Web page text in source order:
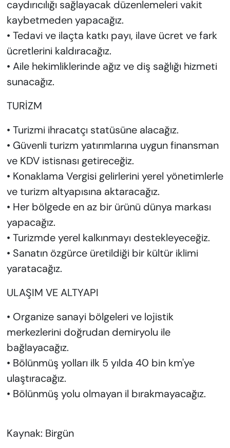
caydırıcılığı sağlayacak düzenlemeleri vakit
kaybetmeden yapacağız.
• Tedavi ve ilaçta katkı payı, ilave ücret ve fark
ücretlerini kaldıracağız.
• Aile hekimliklerinde ağız ve diş sağlığı hizmeti
sunacağız.
TURİZM
• Turizmi ihracatçı statüsüne alacağız.
• Güvenli turizm yatırımlarına uygun finansman
ve KDV istisnası getireceğiz.
• Konaklama Vergisi gelirlerini yerel yönetimlerle
ve turizm altyapısına aktaracağız.
• Her bölgede en az bir ürünü dünya markası
yapacağız.
• Turizmde yerel kalkınmayı destekleyeceğiz.
• Sanatın özgürce üretildiği bir kültür iklimi
yaratacağız.
ULAŞIM VE ALTYAPI
• Organize sanayi bölgeleri ve lojistik
merkezlerini doğrudan demiryolu ile
bağlayacağız.
• Bölünmüş yolları ilk 5 yılda 40 bin km'ye
ulaştıracağız.
• Bölünmüş yolu olmayan il bırakmayacağız.
Kaynak: Birgün